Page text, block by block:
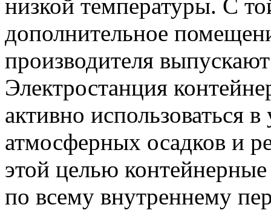
низкой температуры. С
дополнительное
производителя
Электростанция
активно использоваться
атмосферных осадков и
этой целью
по всему внутреннему